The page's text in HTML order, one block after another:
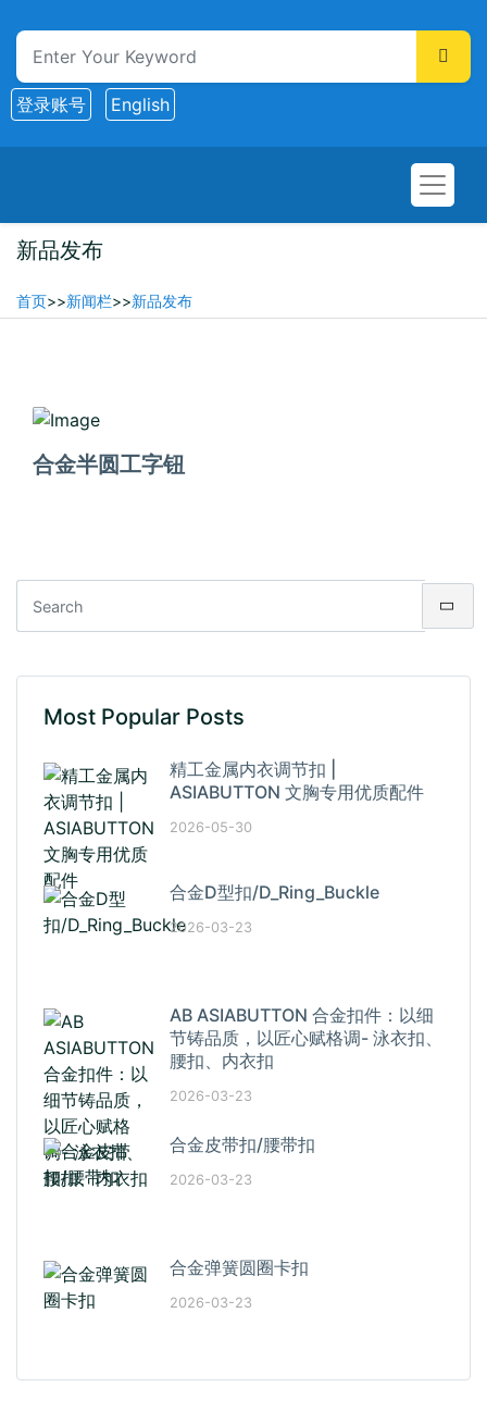
登录账号 English
新品发布
首页>>新闻栏>>新品发布
2026-02-10
合金半圆工字钮
Most Popular Posts
精工金属内衣调节扣 |
ASIABUTTON 文胸专用优质配件
2026-05-30
合金D型扣/D_Ring_Buckle
2026-03-23
AB ASIABUTTON 合金扣件：以细
节铸品质，以匠心赋格调- 泳衣扣、
腰扣、内衣扣
2026-03-23
合金皮带扣/腰带扣
2026-03-23
合金弹簧圆圈卡扣
2026-03-23